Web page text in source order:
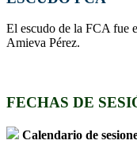
El escudo de la FCA fue
Amieva Pérez.
FECHAS DE
Calendario de